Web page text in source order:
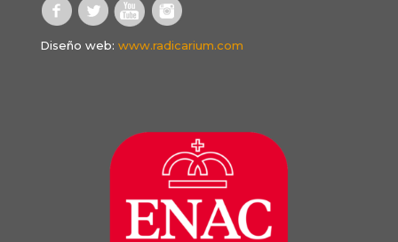
Diseño web: www.radicarium.com